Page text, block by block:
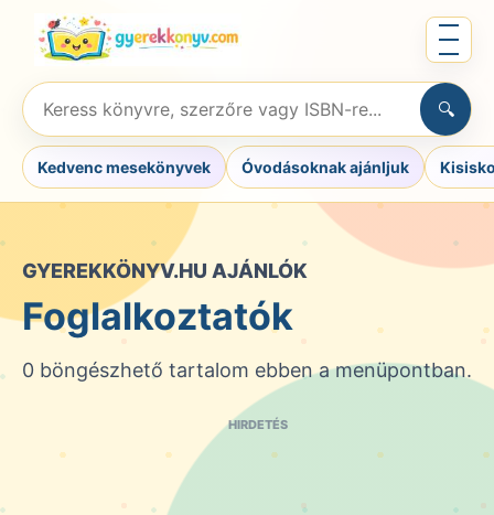
tartalomra
Keresés
könyvre,
szerzőre
vagy
ISBN-
🔍
Menü
Kedvenc mesekönyvek Óvodásoknak ajánljuk
GYEREKKÖNYV.HU AJÁNLÓK
Foglalkoztatók
0 böngészhető tartalom ebben a menüpontban.
HIRDETÉS